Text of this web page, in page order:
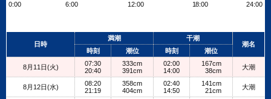
0:00
6:00 12:00 18:00 24:00
+
日時
満潮
干潮
潮名
時刻
潮位 時刻 潮位
8月11日(火)
07:30
20:40
333cm
391cm
02:00
14:00
167cm
38cm
大潮
8月12日(水)
08:20
21:19
358cm
404cm
02:40
14:50
141cm
21cm
大潮